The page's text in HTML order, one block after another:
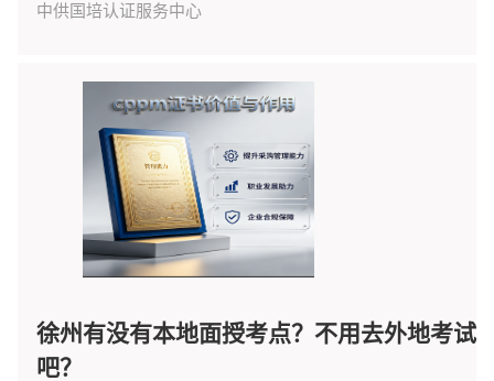
中供国培认证服务中心
徐州有没有本地面授考点？不用去外地考试
吧？